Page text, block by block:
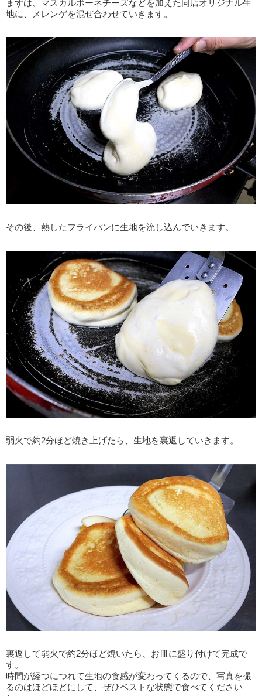
まずは、マスカルポーネチーズなどを加えた同店オリジナル生
地に、メレンゲを混ぜ合わせていきます。
その後、熱したフライパンに生地を流し込んでいきます。
弱火で約2分ほど焼き上げたら、生地を裏返していきます。
裏返して弱火で約2分ほど焼いたら、お皿に盛り付けて完成で
す。
時間が経つにつれて生地の食感が変わってくるので、写真を撮
るのはほどほどにして、ぜひベストな状態で食べてください